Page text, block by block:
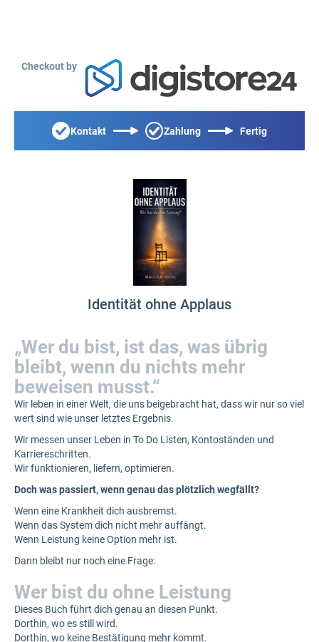
Checkout by
Kontakt Zahlung Fertig
Identität ohne Applaus
„Wer du bist, ist das, was übrig
bleibt, wenn du nichts mehr
beweisen musst.“
Wir leben in einer Welt, die uns beigebracht hat, dass wir nur so viel
wert sind wie unser letztes Ergebnis.
Wir messen unser Leben in To Do Listen, Kontoständen und
Karriereschritten.
Wir funktionieren, liefern, optimieren.
Doch was passiert, wenn genau das plötzlich wegfällt?
Wenn eine Krankheit dich ausbremst.
Wenn das System dich nicht mehr auffängt.
Wenn Leistung keine Option mehr ist.
Dann bleibt nur noch eine Frage:
Wer bist du ohne Leistung
Dieses Buch führt dich genau an diesen Punkt.
Dorthin, wo es still wird.
Dorthin, wo keine Bestätigung mehr kommt.